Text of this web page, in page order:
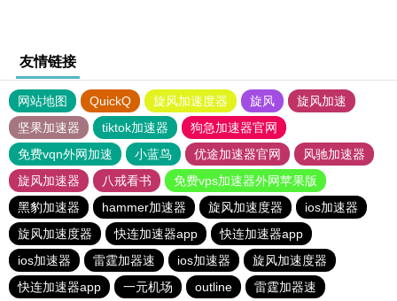
友情链接
网站地图 QuickQ 旋风加速度器 旋风
旋风加速
坚果加速器
tiktok加速器
狗急加速器官网
免费vqn外网加速
小蓝鸟 优途加速器官网
风驰加速器
旋风加速器
八戒看书
免费vps加速器外网苹果版
黑豹加速器
hammer加速器 旋风加速度器
ios加速器
旋风加速度器
快连加速器app
快连加速器app
ios加速器
雷霆加器速 ios加速器
旋风加速度器
快连加速器app
一元机场 outline 雷霆加器速